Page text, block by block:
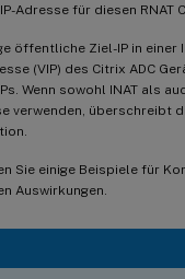
Adresse für diesen RNAT
öffentliche Ziel-IP in einer
(VIP) des Citrix ADC
Wenn sowohl INAT als
verwenden, überschreibt
Sie einige Beispiele für
Auswirkungen.